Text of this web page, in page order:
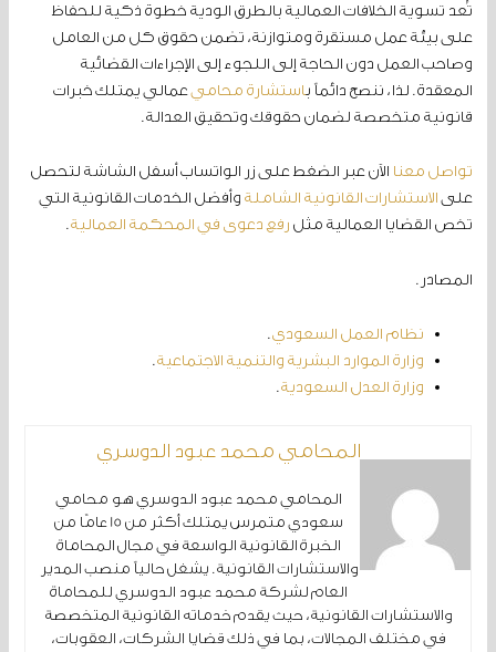
تُعد تسوية الخلافات العمالية بالطرق الودية خطوة ذكية للحفاظ
على بيئة عمل مستقرة ومتوازنة، تضمن حقوق كل من العامل
وصاحب العمل دون الحاجة إلى اللجوء إلى الإجراءات القضائية
المعقدة. لذا، ننصح دائماً باستشارة محاميعمالي يمتلك خبرات
قانونية متخصصة لضمان حقوقك وتحقيق العدالة.
تواصل معنا الآن عبر الضغط على زر الواتساب أسفل الشاشة لتحصل
علىالاستشارات القانونية الشاملة وأفضل الخدمات القانونية التي
تخص القضايا العمالية مثلرفع دعوى في المحكمة العمالية.
المصادر.
نظام العمل السعودي.
وزارة الموارد البشرية والتنمية الاجتماعية.
وزارة العدل السعودية.
المحامي محمد عبود الدوسري
المحامي محمد عبود الدوسري هو محامي
سعودي متمرس يمتلك أكثر من 15 عامًا من
الخبرة القانونية الواسعة في مجال المحاماة
والاستشارات القانونية. يشغل حالياً منصب المدير
العام لشركة محمد عبود الدوسري للمحاماة
والاستشارات القانونية، حيث يقدم خدماته القانونية المتخصصة
في مختلف المجالات، بما في ذلك قضايا الشركات، العقوبات،